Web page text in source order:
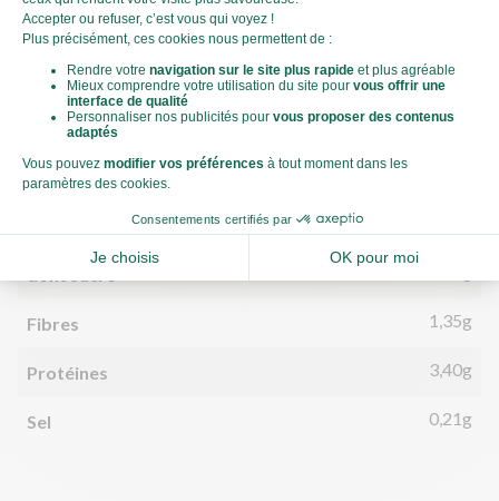
Énergie (kJ)
Énergie (kCal) 106kCal
Matières grasses 2,42g
dont acides gras saturés
Fibres 1,35g
Protéines 3,40g
Sel 0,21g